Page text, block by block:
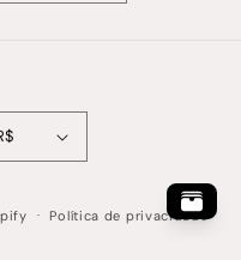
| BRL R$
Política de privacidade